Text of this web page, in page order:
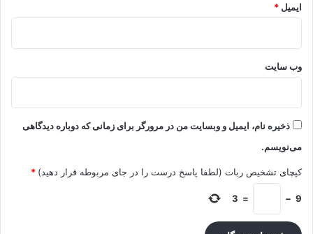
ایمیل *
وب‌ سایت
ذخیره نام، ایمیل و وبسایت من در مرورگر برای زمانی که دوباره دیدگاهی
می‌نویسم.
کپچای تشخیص ربات (لطفا پاسخ درست را در جای مربوطه قرار دهید) *
9
−
=
3